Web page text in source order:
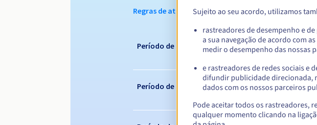
Regras de atribuição
Período de registo
Período de renovação
Sujeito ao seu acordo, utilizamos
rastreadores de desempenho e
a sua navegação de acordo com
medir o desempenho das nossas
e rastreadores de redes sociais e
difundir publicidade direcionada,
dados com os nossos parceiros
Pode aceitar todos os rastreadores,
qualquer momento clicando na